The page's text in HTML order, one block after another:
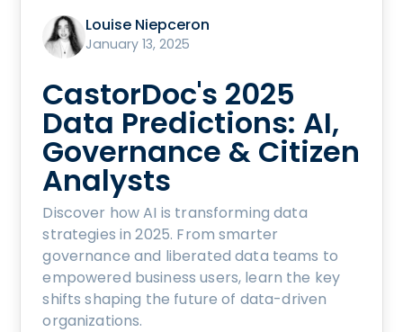
Louise Niepceron
January 13, 2025
CastorDoc's 2025
Data Predictions: AI,
Governance & Citizen
Analysts
Discover how AI is transforming data
strategies in 2025. From smarter
governance and liberated data teams to
empowered business users, learn the key
shifts shaping the future of data-driven
organizations.